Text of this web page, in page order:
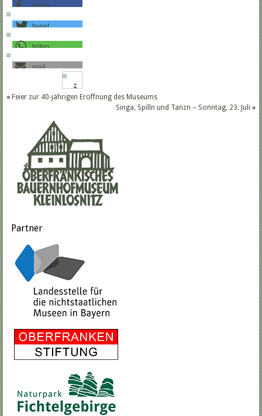
teilen
tweet
teilen
mail
«Feier zur 40-jährigen Eröffnung des Museums
Singa, Spilln und Tanzn – Sonntag, 23. Juli »
Partner